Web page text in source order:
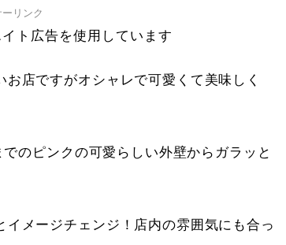
リンク
ト広告を使用しています
店ですがオシャレで可愛くて美味しく
のピンクの可愛らしい外壁からガラッと
メージチェンジ！店内の雰囲気にも合っ